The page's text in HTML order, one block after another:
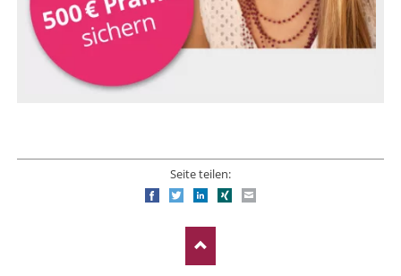
Seite teilen:
FacebookTwitterLinkedIn
Xing